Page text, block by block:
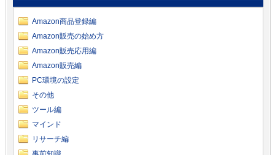
Amazon商品登録編
Amazon販売の始め方
Amazon販売応用編
Amazon販売編
PC環境の設定
その他
ツール編
マインド
リサーチ編